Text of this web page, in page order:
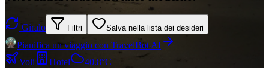
Giralo Filtri Salva nella lista dei desideri
Pianifica un viaggio con TravelBot AI
Voli
Hotel 40.8°C